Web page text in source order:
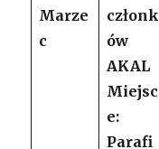
Marze
c
członk
ów
AKAL
Miejsc
e:
Parafi